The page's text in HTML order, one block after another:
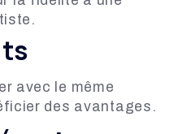
avec le même
des avantages.